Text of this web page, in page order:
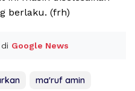
berlaku. (frh)
di Google News
ma'ruf amin